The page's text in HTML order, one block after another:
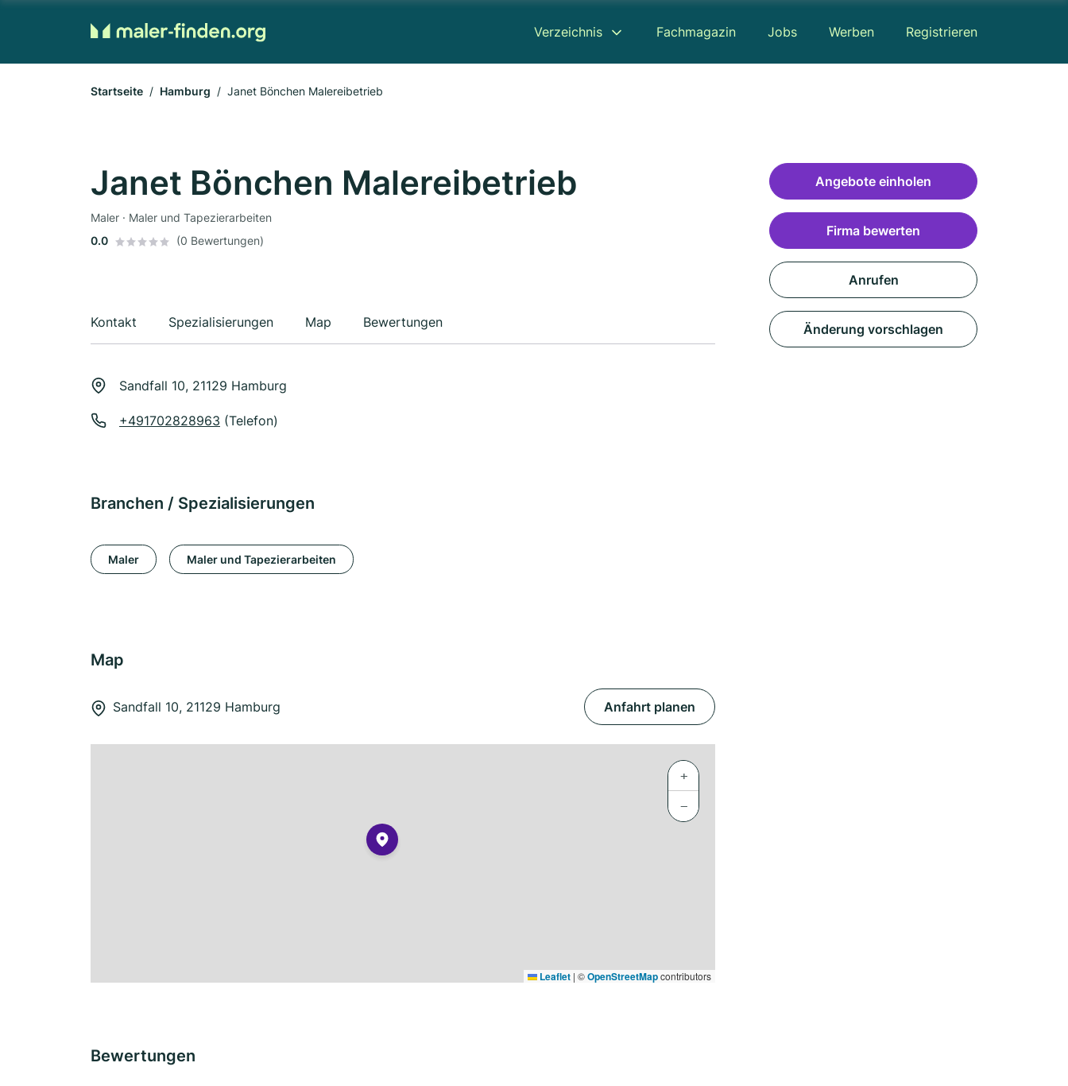
Verzeichnis Fachmagazin Jobs Werben Registrieren
Startseite Hamburg Janet Bönchen Malereibetrieb
Janet Bönchen Malereibetrieb
Maler · Maler und Tapezierarbeiten
0.0
(0 Bewertungen)
Kontakt Spezialisierungen Map Bewertungen
Sandfall 10, 21129 Hamburg
+491702828963 (Telefon)
Branchen / Spezialisierungen
Maler Maler und Tapezierarbeiten
Map
Sandfall 10, 21129 Hamburg Anfahrt planen
+
−
Leaflet | ©OpenStreetMapcontributors
Bewertungen
Angebote einholen
Firma bewerten
Anrufen
Änderung vorschlagen